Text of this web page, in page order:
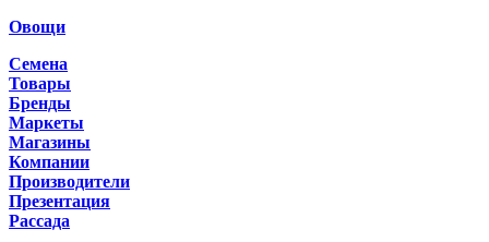
Овощи
Семена
Товары
Бренды
Маркеты
Магазины
Компании
Производители
Презентация
Рассада